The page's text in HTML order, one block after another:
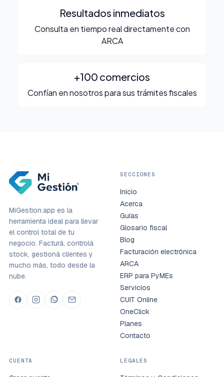
Resultados inmediatos
Consulta en tiempo real directamente con
ARCA
+100 comercios
Confían en nosotros para sus trámites fiscales
MiGestion.app es la
herramienta ideal para llevar
el control total de tu
negocio. Facturá, controlá
stock, gestioná clientes y
mucho más, todo desde la
nube.
SECCIONES
Inicio
Acerca
Guías
Glosario fiscal
Blog
Facturación electrónica
ARCA
ERP para PyMEs
Servicios
CUIT Online
OneClick
Planes
Contacto
CUENTA LEGALES